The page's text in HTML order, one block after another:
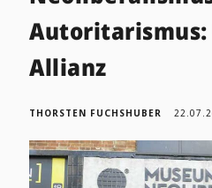
Allianz
THORSTEN FUCHSHUBER